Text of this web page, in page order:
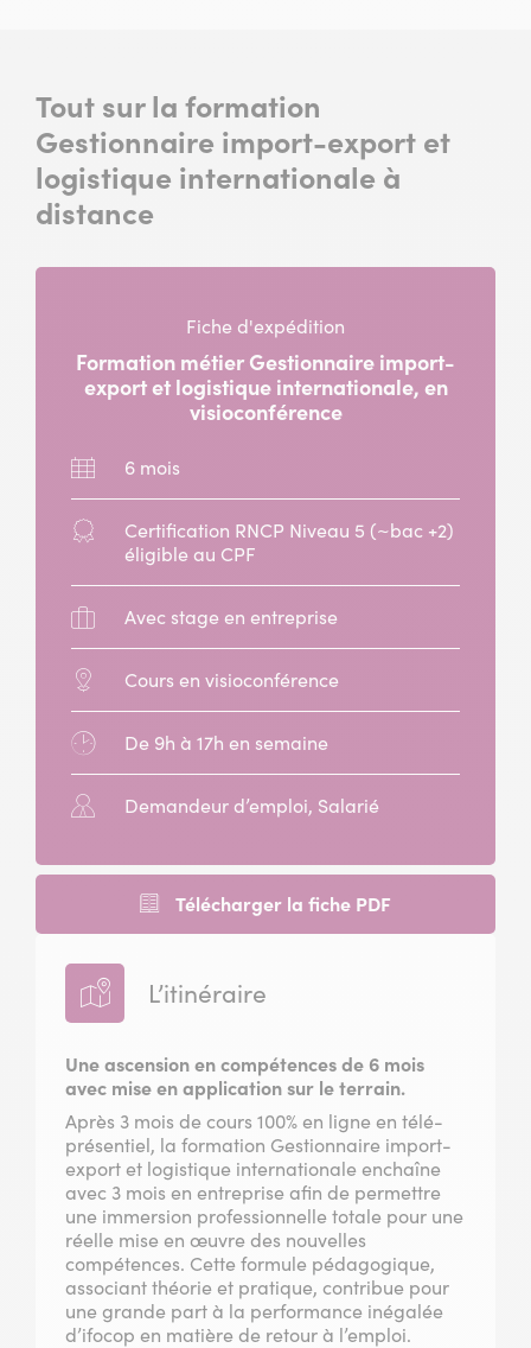
Tout sur la formation
Gestionnaire import-export et
logistique internationale à
distance
L’itinéraire
Une ascension en compétences de 6 mois
avec mise en application sur le terrain.
Après 3 mois de cours 100% en ligne en télé-
présentiel, la formation Gestionnaire import-
export et logistique internationale enchaîne
avec 3 mois en entreprise afin de permettre
une immersion professionnelle totale pour une
réelle mise en œuvre des nouvelles
compétences. Cette formule pédagogique,
associant théorie et pratique, contribue pour
une grande part à la performance inégalée
d’ifocop en matière de retour à l’emploi.
Fiche d'expédition
Formation métier Gestionnaire import-
export et logistique internationale, en
visioconférence
Durée 6 mois
DiplômeCertification RNCP Niveau 5 (~bac +2)
éligible au CPF
Stage
Avec stage en entreprise
ModalitéCours en visioconférence
HorairesDe 9h à 17h en semaine
Public Demandeur d’emploi, Salarié
Télécharger la fiche PDF